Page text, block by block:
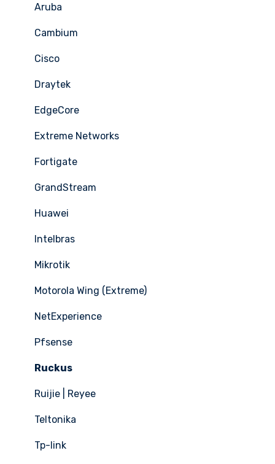
Aruba
Cambium
Cisco
Draytek
EdgeCore
Extreme Networks
Fortigate
GrandStream
Huawei
Intelbras
Mikrotik
Motorola Wing (Extreme)
NetExperience
Pfsense
Ruckus
Ruijie | Reyee
Teltonika
Tp-link